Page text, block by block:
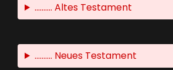
.......... Altes Testament
.......... Neues Testament